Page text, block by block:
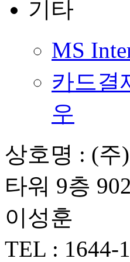
기타
MS
카드결
우
상호명 : (주
타워 9층
이성훈
TEL : 1644-